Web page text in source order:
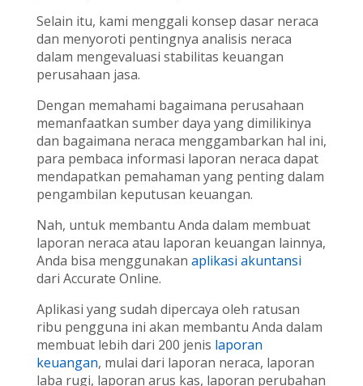
Selain itu, kami menggali konsep dasar neraca
dan menyoroti pentingnya analisis neraca
dalam mengevaluasi stabilitas keuangan
perusahaan jasa.
Dengan memahami bagaimana perusahaan
memanfaatkan sumber daya yang dimilikinya
dan bagaimana neraca menggambarkan hal ini,
para pembaca informasi laporan neraca dapat
mendapatkan pemahaman yang penting dalam
pengambilan keputusan keuangan.
Nah, untuk membantu Anda dalam membuat
laporan neraca atau laporan keuangan lainnya,
Anda bisa menggunakan aplikasi akuntansi
dari Accurate Online.
Aplikasi yang sudah dipercaya oleh ratusan
ribu pengguna ini akan membantu Anda dalam
membuat lebih dari 200 jenis laporan
keuangan, mulai dari laporan neraca, laporan
laba rugi, laporan arus kas, laporan perubahan